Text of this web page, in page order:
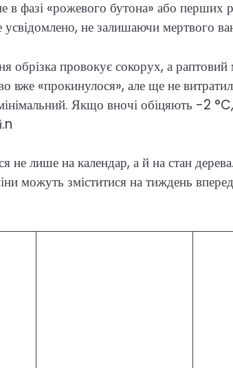
в фазі «рожевого бутона» або перших
усвідомлено, не залишаючи мертвого
обрізка провокує сокорух, а раптовий
вже «прокинулося», але ще не
Якщо вночі обіцяють -2
не лише на календар, а й на стан
можуть зміститися на тиждень